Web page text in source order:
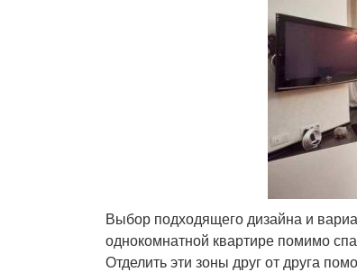
Выбор подходящего дизайна и
однокомнатной квартире помимо
Отделить эти зоны друг от друга